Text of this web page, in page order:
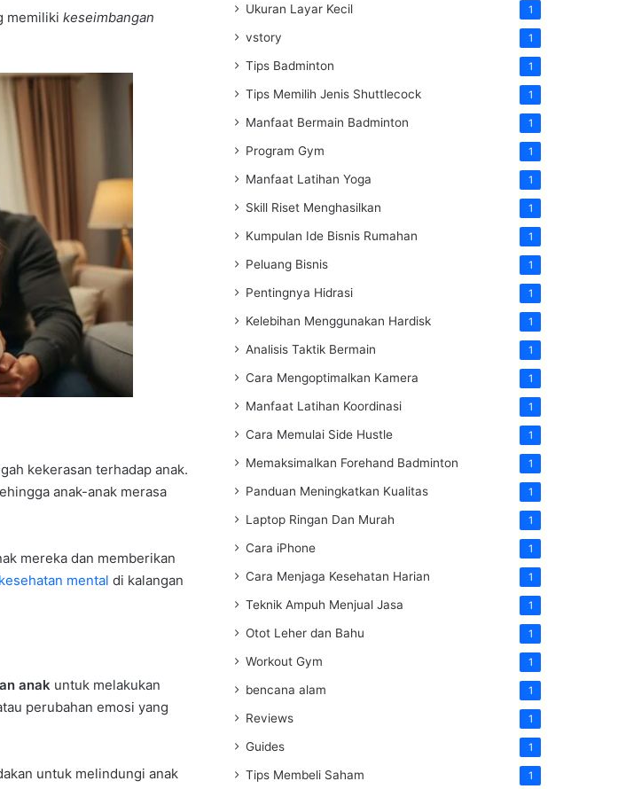
memiliki keseimbangan
kekerasan terhadap anak.
anak-anak merasa
mereka dan memberikan
mental di kalangan
anak untuk melakukan
perubahan emosi yang
untuk melindungi anak
Ukuran Layar Kecil 1
vstory 1
Tips Badminton 1
Tips Memilih Jenis Shuttlecock 1
Manfaat Bermain Badminton 1
Program Gym 1
Manfaat Latihan Yoga 1
Skill Riset Menghasilkan 1
Kumpulan Ide Bisnis Rumahan 1
Peluang Bisnis 1
Pentingnya Hidrasi 1
Kelebihan Menggunakan Hardisk 1
Analisis Taktik Bermain 1
Cara Mengoptimalkan Kamera 1
Manfaat Latihan Koordinasi 1
Cara Memulai Side Hustle 1
Memaksimalkan Forehand Badminton 1
Panduan Meningkatkan Kualitas 1
Laptop Ringan Dan Murah 1
Cara iPhone 1
Cara Menjaga Kesehatan Harian 1
Teknik Ampuh Menjual Jasa 1
Otot Leher dan Bahu 1
Workout Gym 1
bencana alam 1
Reviews 1
Guides 1
Tips Membeli Saham 1